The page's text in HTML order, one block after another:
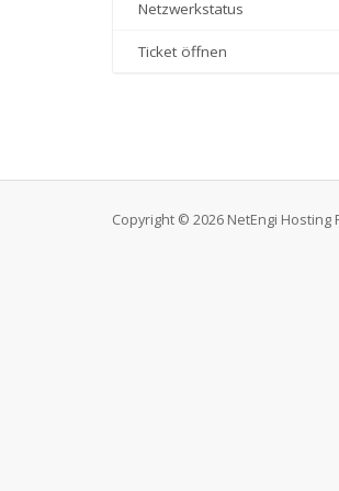
Netzwerkstatus
Ticket öffnen
Copyright © 2026 NetEngi Hosting